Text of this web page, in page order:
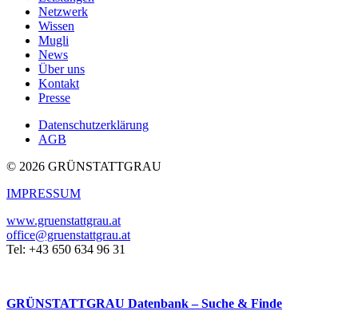
Netzwerk
Wissen
Mugli
News
Über uns
Kontakt
Presse
Datenschutzerklärung
AGB
© 2026 GRÜNSTATTGRAU
IMPRESSUM
www.gruenstattgrau.at
office@gruenstattgrau.at
Tel: +43 650 634 96 31
GRÜNSTATTGRAU Datenbank – Suche & Finde